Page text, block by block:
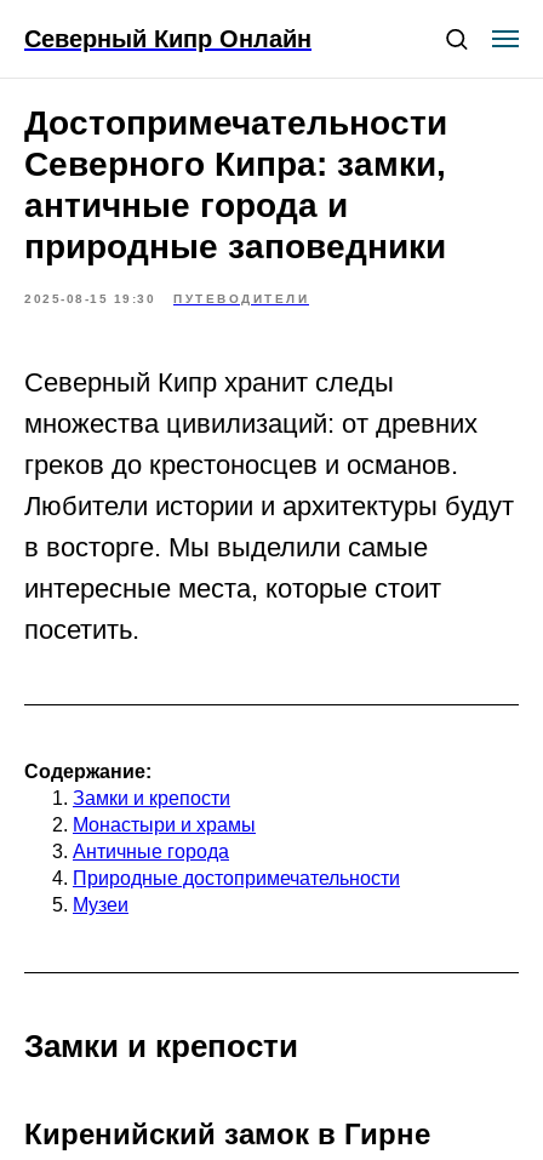
Северный Кипр Онлайн
Достопримечательности
Северного Кипра: замки,
античные города и
природные заповедники
2025-08-15 19:30 ПУТЕВОДИТЕЛИ
Северный Кипр хранит следы
множества цивилизаций: от древних
греков до крестоносцев и османов.
Любители истории и архитектуры будут
в восторге. Мы выделили самые
интересные места, которые стоит
посетить.
Содержание:
Замки и крепости
Монастыри и храмы
Античные города
Природные достопримечательности
Музеи
Замки и крепости
Киренийский замок в Гирне